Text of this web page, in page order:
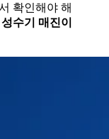
확인해야 해
성수기 매진이